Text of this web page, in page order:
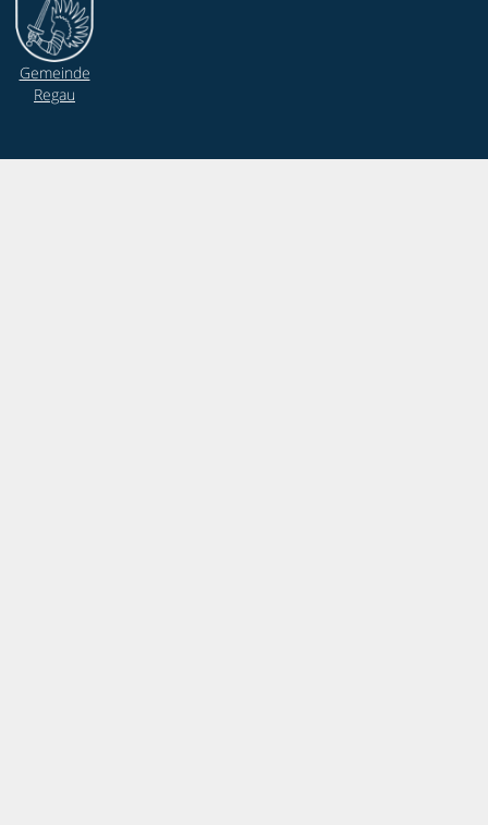
Gemeinde
Regau